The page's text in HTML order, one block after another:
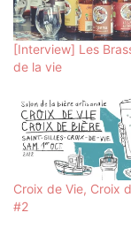
[Interview] Les
de la vie
Croix de Vie, Croix
#2